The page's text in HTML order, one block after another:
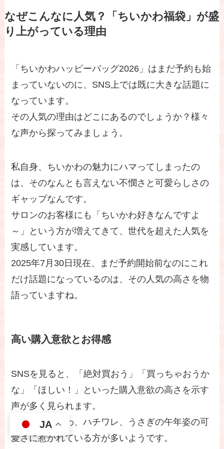
なぜこんなに人気？「ちいかわ福袋」が盛
り上がっている理由
「ちいかわハッピーバッグ2026」はまだ予約も始
まっていないのに、SNS上では既に大きな話題に
なっています。
その人気の理由はどこにあるのでしょうか？様々
な声から探ってみましょう。
私自身、ちいかわの魅力にハマってしまったの
は、そのなんとも言えない不憫さと可愛らしさの
ギャップなんです。
サロンのお客様にも「ちいかわ好きなんですよ
～」という方が増えてきて、世代を超えた人気を
実感しています。
2025年7月30日現在、まだ予約開始前なのにこれ
だけ話題になっているのは、その人気の高さを物
語っていますね。
高い購入意欲とお得感
SNSを見ると、「絶対買おう」「買っちゃおうか
な」「ほしい！」といった購入意欲の高さを示す
声が多く見られます。
特に、ちいかわ、ハチワレ、うさぎの午年姿の可
愛さに惹かれている方が多いようです。
JA